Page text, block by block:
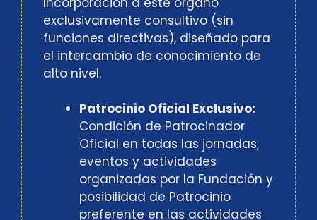
exclusivamente consultivo (sin
funciones directivas), diseñado para
el intercambio de conocimiento de
alto nivel.
Patrocinio Oficial Exclusivo:
Condición de Patrocinador
Oficial en todas las jornadas,
eventos y actividades
organizadas por la Fundación y
posibilidad de Patrocinio
preferente en las actividades